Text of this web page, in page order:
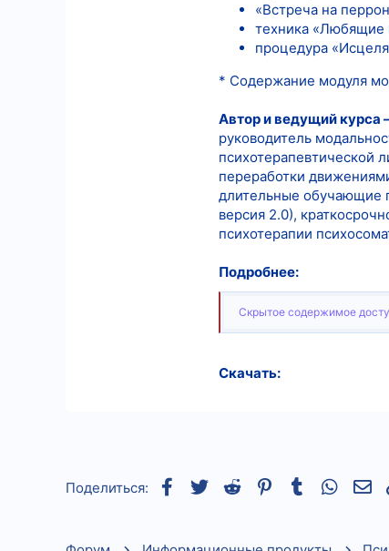
«Встреча на
техника «Любящие
процедура
* Содержание модуля
Автор и ведущий курса
руководитель
психотерапевтической
переработки
длительные обучающие
версия 2.0),
психотерапии
Подробнее:
Скрытое содержимое
Скачать:
Поделиться: Facebook
TwitterReddit Pinterest
Tumblr